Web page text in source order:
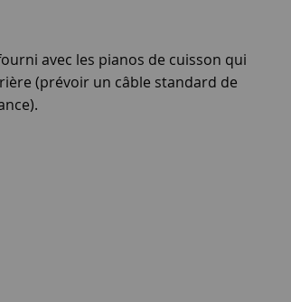
avec les pianos de cuisson qui
(prévoir un câble standard de